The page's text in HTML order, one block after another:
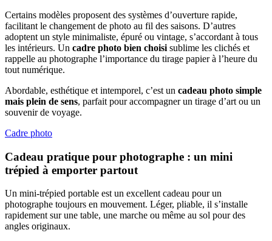
Certains modèles proposent des systèmes d’ouverture rapide,
facilitant le changement de photo au fil des saisons. D’autres
adoptent un style minimaliste, épuré ou vintage, s’accordant à tous
les intérieurs. Un cadre photo bien choisi sublime les clichés et
rappelle au photographe l’importance du tirage papier à l’heure du
tout numérique.
Abordable, esthétique et intemporel, c’est un cadeau photo simple
mais plein de sens, parfait pour accompagner un tirage d’art ou un
souvenir de voyage.
Cadre photo
Cadeau pratique pour photographe : un mini
trépied à emporter partout
Un mini-trépied portable est un excellent cadeau pour un
photographe toujours en mouvement. Léger, pliable, il s’installe
rapidement sur une table, une marche ou même au sol pour des
angles originaux.